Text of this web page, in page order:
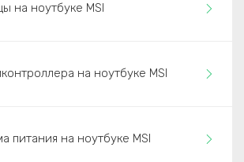
на ноутбуке MSI
на ноутбуке MSI
питания на ноутбуке MSI